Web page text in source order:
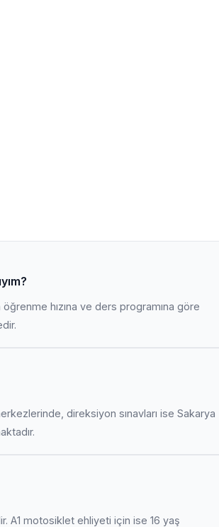
hızına ve ders programına göre
direksiyon sınavları ise Sakarya
A1 motosiklet ehliyeti için ise 16 yaş